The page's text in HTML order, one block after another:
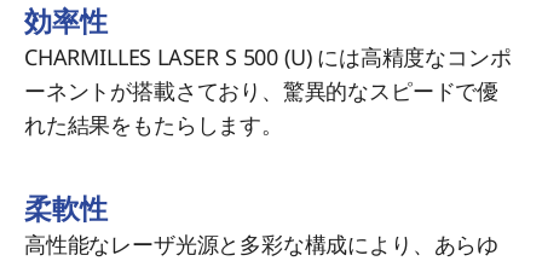
効率性
CHARMILLES LASER S 500 (U) には高精度なコンポ
ーネントが搭載さており、驚異的なスピードで優
れた結果をもたらします。
柔軟性
高性能なレーザ光源と多彩な構成により、あらゆ